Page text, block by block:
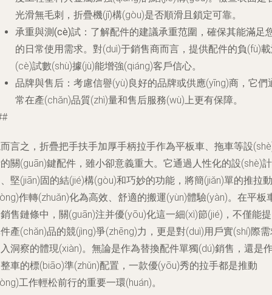
光滑無毛刺，折疊機(jī)構(gòu)是否順滑且鎖定可靠。
承重與測(cè)試 ：了解配件的建議承重范圍，確保其能滿足
的日常使用需求。對(duì)于銷售商而言，提供配件的負(fù)
(cè)試數(shù)據(jù)能增強(qiáng)客戶信心。
品牌與售后 ：考慮信譽(yù)良好的品牌或供應(yīng)商，它們
常在產(chǎn)品質(zhì)量和售后服務(wù)上更有保障。
言之，折疊把手扶手加厚手柄拉手作為平板車、拖車等設
關(guān)鍵配件，雖小卻意義重大。它通過人性化的設(shè)計
堅(jiān)固的結(jié)構(gòu)和巧妙的功能，將簡(jiǎn)單的推拉動
作轉(zhuǎn)化為高效、舒適的搬運(yùn)體驗(yàn)。在平板
售鏈條中，關(guān)注并優(yōu)化這一細(xì)節(jié)，不僅能
產(chǎn)品的競(jìng)爭(zhēng)力，更是對(duì)用戶實(shí)際
洞察的體現(xiàn)。無論是作為替換配件單獨(dú)銷售，還是
車的標(biāo)準(zhǔn)配置，一款優(yōu)秀的拉手都是推動
工作輕松前行的重要一環(huán)。